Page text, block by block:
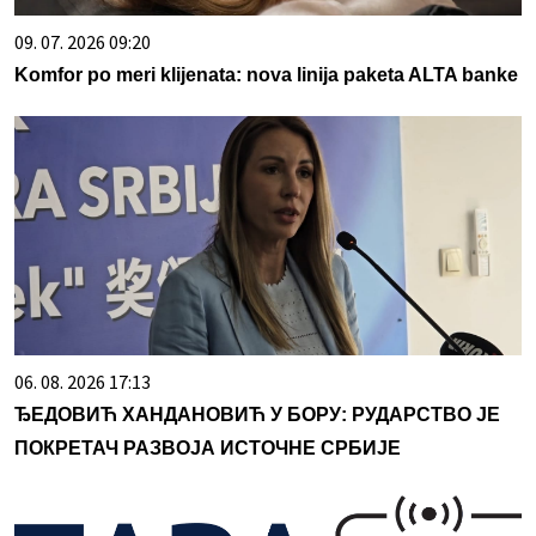
09. 07. 2026 09:20
Komfor po meri klijenata: nova linija paketa ALTA banke
06. 08. 2026 17:13
ЂЕДОВИЋ ХАНДАНОВИЋ У БОРУ: РУДАРСТВО ЈЕ
ПОКРЕТАЧ РАЗВОЈА ИСТОЧНЕ СРБИЈЕ